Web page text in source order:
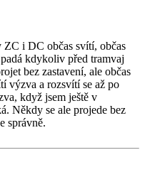
i DC občas svítí, občas
kdykoliv před tramvaj
bez zastavení, ale občas
výzva a rozsvítí se až po
když jsem ještě v
Někdy se ale projede bez
správně.